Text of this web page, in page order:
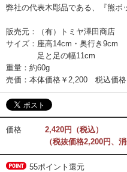
弊社の代表木彫品である、『熊ボ
販売元：（有）トミヤ澤田商店
サイズ：座高14cm・奥行き9cm
足と足の幅11cm
重量：約60g
売価：本体価格￥2,200 税込価
価格
2,420円（税込）
（税抜価格2,200円、
55ポイント還元